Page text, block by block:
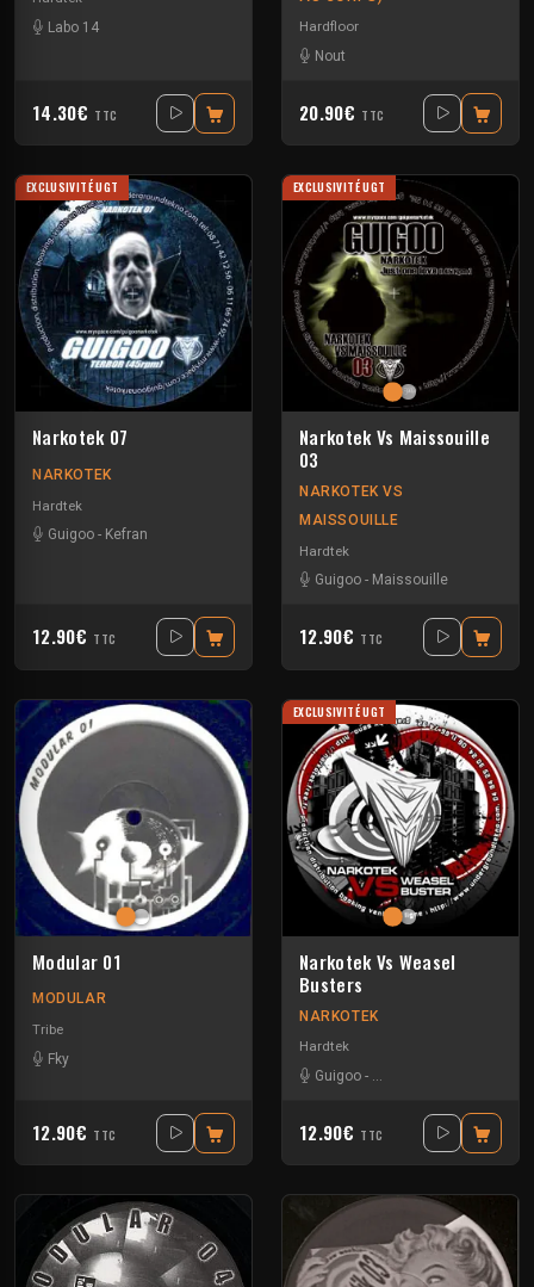
Labo 14
14.30€ TTC
Hardfloor
Nout
20.90€ TTC
EXCLUSIVITÉ UGT
Narkotek 07
NARKOTEK
Hardtek
Guigoo - Kefran
12.90€ TTC
EXCLUSIVITÉ UGT
Narkotek Vs Maissouille
03
NARKOTEK VS
MAISSOUILLE
Hardtek
Guigoo - Maissouille
12.90€ TTC
Modular 01
MODULAR
Tribe
Fky
12.90€ TTC
EXCLUSIVITÉ UGT
Narkotek Vs Weasel
Busters
NARKOTEK
Hardtek
Guigoo - Mat Weasel busters
12.90€ TTC